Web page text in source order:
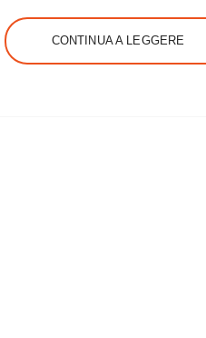
CONTINUA A LEGGERE